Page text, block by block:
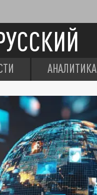
АНАЛИТИКА